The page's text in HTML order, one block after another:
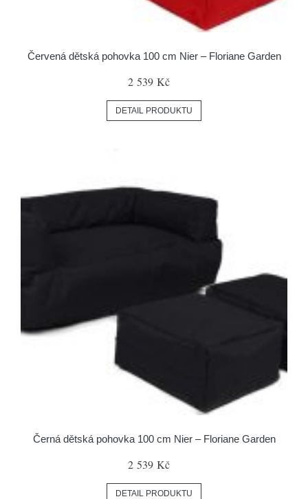
Červená dětská pohovka 100 cm Nier – Floriane Garden
2 539 Kč
DETAIL PRODUKTU
Černá dětská pohovka 100 cm Nier – Floriane Garden
2 539 Kč
DETAIL PRODUKTU